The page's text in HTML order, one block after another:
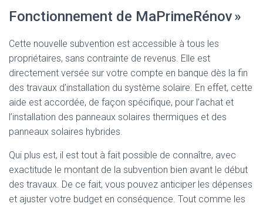
Fonctionnement de MaPrimeRénov »
Cette nouvelle subvention est accessible à tous les
propriétaires, sans contrainte de revenus. Elle est
directement versée sur votre compte en banque dès la fin
des travaux d’installation du système solaire. En effet, cette
aide est accordée, de façon spécifique, pour l’achat et
l’installation des panneaux solaires thermiques et des
panneaux solaires hybrides.
Qui plus est, il est tout à fait possible de connaître, avec
exactitude le montant de la subvention bien avant le début
des travaux. De ce fait, vous pouvez anticiper les dépenses
et ajuster votre budget en conséquence. Tout comme les